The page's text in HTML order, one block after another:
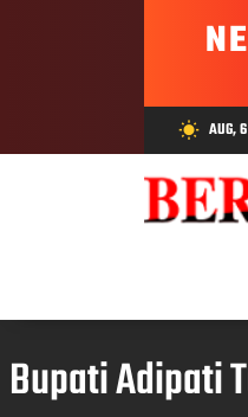
wb_sunny AUG,
Bupati Adipati